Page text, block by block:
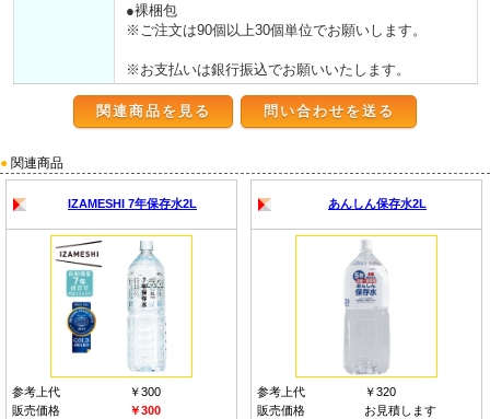
●裸梱包
※ご注文は90個以上30個単位でお願いします。
※お支払いは銀行振込でお願いいたします。
関連商品を見る
● 関連商品
IZAMESHI 7年保存水2L
参考上代
￥300
販売価格
￥300
あんしん保存水2L
参考上代
￥320
販売価格
お見積します